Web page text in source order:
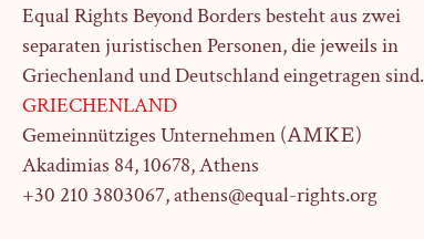
Equal Rights Beyond Borders besteht aus zwei
separaten juristischen Personen, die jeweils in
Griechenland und Deutschland eingetragen sind.
GRIECHENLAND
Gemeinnütziges Unternehmen (ΑΜΚΕ)
Akadimias 84, 10678, Athens
+30 210 3803067, athens@equal-rights.org